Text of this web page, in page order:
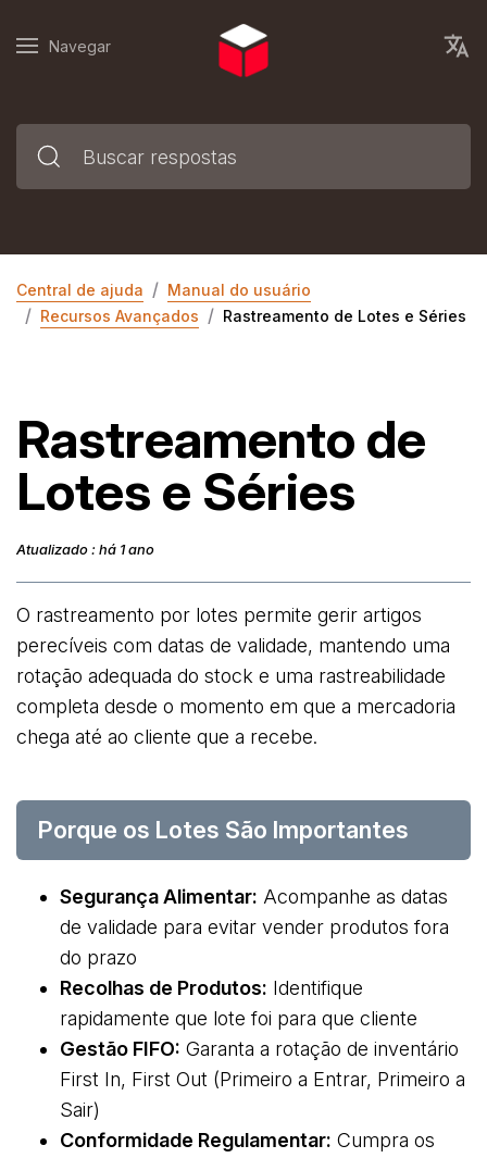
Navegar
Central de ajuda
Manual do usuário
Recursos Avançados
Rastreamento de Lotes e Séries
Rastreamento de
Lotes e Séries
Atualizado : há 1 ano
O rastreamento por lotes permite gerir artigos
perecíveis com datas de validade, mantendo uma
rotação adequada do stock e uma rastreabilidade
completa desde o momento em que a mercadoria
chega até ao cliente que a recebe.
Porque os Lotes São Importantes
Segurança Alimentar: Acompanhe as datas
de validade para evitar vender produtos fora
do prazo
Recolhas de Produtos: Identifique
rapidamente que lote foi para que cliente
Gestão FIFO: Garanta a rotação de inventário
First In, First Out (Primeiro a Entrar, Primeiro a
Sair)
Conformidade Regulamentar: Cumpra os